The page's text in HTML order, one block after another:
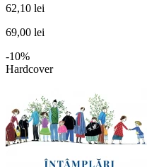
62,10 lei
69,00 lei
-10%
Hardcover